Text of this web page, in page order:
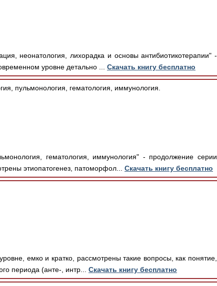
неонатология, лихорадка и основы антибиотикотерапии" -
уровне детально ... Скачать книгу бесплатно
пульмонология, гематология, иммунология.
гематология, иммунология" - продолжение серии
этиопатогенез, патоморфол... Скачать книгу бесплатно
емко и кратко, рассмотрены такие вопросы, как понятие,
периода (анте-, интр... Скачать книгу бесплатно